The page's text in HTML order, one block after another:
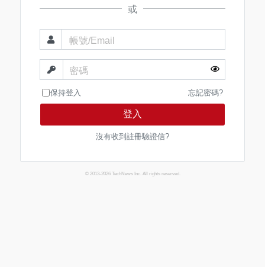
或
帳號/Email
密碼
保持登入 忘記密碼?
登入
沒有收到註冊驗證信?
© 2013-2026 TechNews Inc. All rights reserved.